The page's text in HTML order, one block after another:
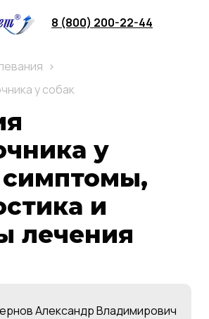
8 (800) 200-22-44
у собак
у
симптомы,
и
лечения
Александр Владимирович